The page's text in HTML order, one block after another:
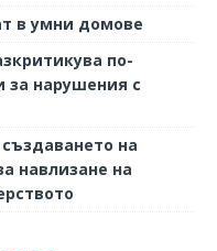
в умни домове
по-
за нарушения с
на
навлизане на